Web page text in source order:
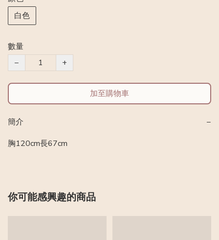
白色
數量
−
+
加至購物車
簡介
−
胸120cm長67cm
你可能感興趣的商品